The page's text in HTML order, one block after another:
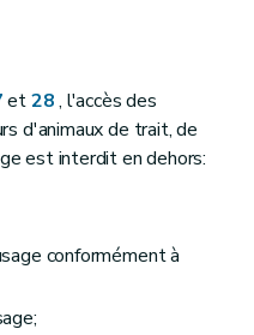
et28, l'accès des
d'animaux de trait, de
est interdit en dehors:
conformément à